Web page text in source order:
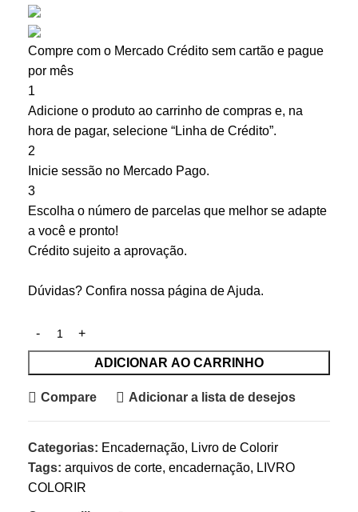
Compre com o Mercado Crédito sem cartão e pague
por mês
1
Adicione o produto ao carrinho de compras e, na
hora de pagar, selecione “Linha de Crédito”.
2
Inicie sessão no Mercado Pago.
3
Escolha o número de parcelas que melhor se adapte
a você e pronto!
Crédito sujeito a aprovação.
Dúvidas? Confira nossa página deAjuda.
ADICIONAR AO CARRINHO
Compare Adicionar a lista de desejos
Categorias: Encadernação, Livro de Colorir
Tags: arquivos de corte, encadernação, LIVRO
COLORIR